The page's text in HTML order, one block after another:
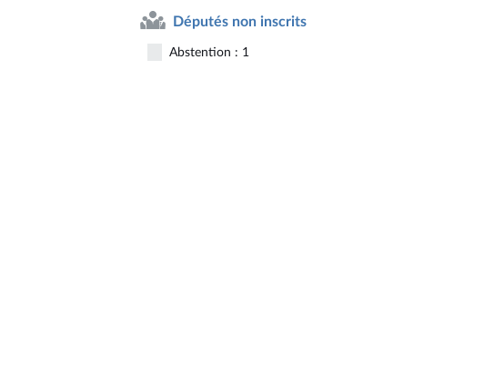
Députés non inscrits
Abstention : 1